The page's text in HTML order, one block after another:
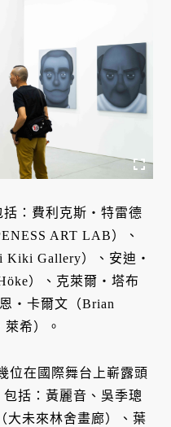
：費利克斯・特雷德
ART LAB）、
Kiki Gallery）、安迪・
）、克萊爾・塔布
・卡爾文（Brian
希）。
位在國際舞台上嶄露頭
括：黃麗音、吳季璁
大未來林舍畫廊）、葉